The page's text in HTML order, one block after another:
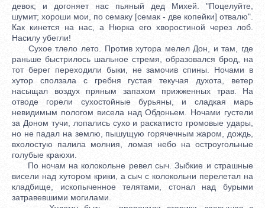
девок; и догоняет нас пьяный дед Михей. "Поцелуйте,
шумит; хороши мои, по семаку [семак - две копейки] отвалю".
Как кинется на нас, а Нюрка его хворостиной через лоб.
Насилу убегли!
Сухое тлело лето. Против хутора мелел Дон, и там, где
раньше быстрилось шальное стремя, образовался брод, на
тот берег переходили быки, не замочив спины. Ночами в
хутор сползала с гребня густая текучая духота, ветер
насыщал воздух пряным запахом прижженных трав. На
отводе горели сухостойные бурьяны, и сладкая марь
невидимым пологом висела над Обдоньем. Ночами густели
за Доном тучи, лопались сухо и раскатисто громовые удары,
но не падал на землю, пышущую горячечным жаром, дождь,
вхолостую палила молния, ломая небо на остроугольные
голубые краюхи.
По ночам на колокольне ревел сыч. Зыбкие и страшные
висели над хутором крики, а сыч с колокольни перелетал на
кладбище, ископыченное телятами, стонал над бурыми
затравевшими могилами.